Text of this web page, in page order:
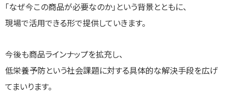
「なぜ今この商品が必要なのか」という背景とともに、
現場で活用できる形で提供していきます。
今後も商品ラインナップを拡充し、
低栄養予防という社会課題に対する具体的な解決手段を広げ
てまいります。